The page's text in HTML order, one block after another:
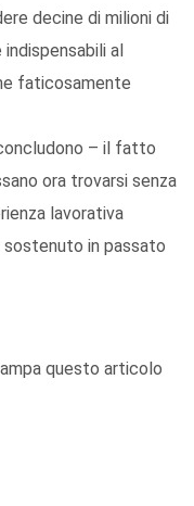
decine di milioni di
al
faticosamente
– il fatto
ora trovarsi senza
lavorativa
sostenuto in passato
questo articolo